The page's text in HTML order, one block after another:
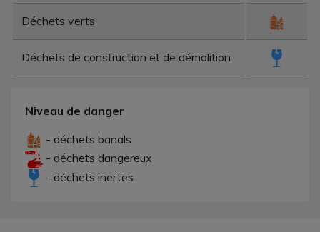
Déchets verts
Déchets de construction et de démolition
Niveau de danger
- déchets banals
- déchets dangereux
- déchets inertes